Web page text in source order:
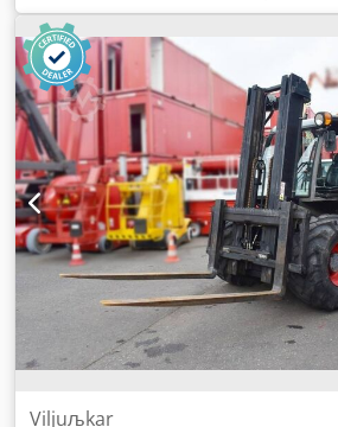
Aguoha Besprekorno stanje, izvršen
Viljuљkar